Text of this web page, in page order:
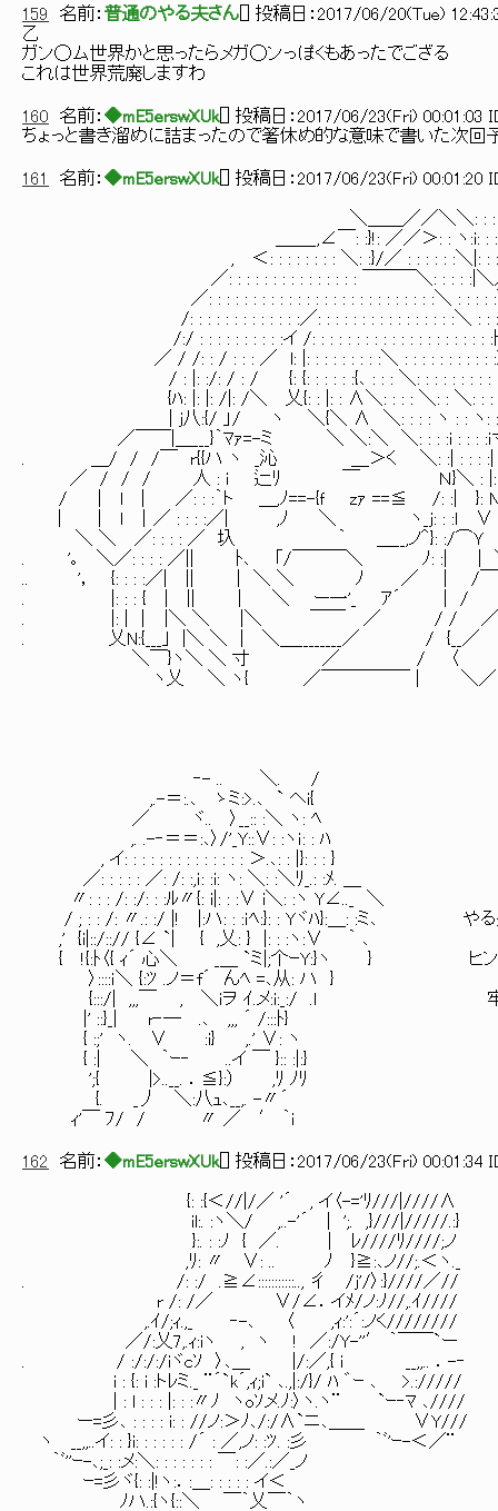
159 名前： 普通のやる夫さん ] 投稿日： 2017/06/20(Tue)
乙
ガン◯ム世界かと思ったらメガ◯ンっぽくもあったでござる
これは世界荒廃しますわ
160 名前： ◆mE5erswXUk[ ] 投稿日： 2017/06/23(Fri) 00:01:03
ちょっと書き溜めに詰まったので箸休め的な意味で書いた次回
161 名前： ◆mE5erswXUk[ ] 投稿日： 2017/06/23(Fri) 00:01:20
＼＿＿／／＼＼: : : :
＿＿_,∠￣: :}!: ／／＞: : ヽ:i: : : : |
, ＜: : : : : : : : ＼: :}/／ : : : : : :＼|: : : :ﾉ
／: : : : : : : : : : : : : : : ￣￣￣＼: : : : :|＼／ :
／: : : : : : : : : : : : : : : : : : : : : : : : : :＼ : : : : :＼
/: : : : : : : : : : : : :／: : : : : : : : : : : : : : : :＼ : : : :
/:/ : : : : : : : : : :イ /: : : : : : : : : : : : : : : : : : : : :ﾄ :
／ / /: : / : : : ／ l: |: : : : : : : : :＼ : : : : : : : : : : :}
/ : |: :/: / : / {: {: : : : : :{､ : : : ＼: : : : : : : : :
{ﾊ: |: |: /|: /＼ 乂{: : |: : ∧＼: : : : ＼: : ＼: : : :}
| j八:{/ 」/ ヽ ＼{＼ ∧ ＼: : : : ヽ : : ヽ: :
／￣￣|＿___}｀ﾏｧ=-ミ ＼ ＼:＼ ＼: : : :i : : : :
. ＿/ / /￣ r{{ハ ヽ _沁 ＿＞く ＼: :| : : : :| :|/
／ / / / 人 : ｉ 辷ﾘ ￣ Ｎ}＼
/ | l | ／: : :｀ト ＿,ﾉ==-{ｆ zｧ ==≦ /: :|
| | l │／ : : : :／| ,ﾉ ＼ ヽ_j: : :l
＼ ＼ ／: : : : ／ 圦 ｀ ＿__,ノ＾}: :/
. '｡ ＼／: : : : ／|| ﾄ､ ｢/￣￣￣＼ ﾉ: :|
.. '， {: : : :／| || | ＼ ＼ ﾉ ／ | /￣
. |: : : { | || | ＼ ー一'_ ｱ´ | /
. |: | │ |＼ ＼ |＼ ￣￣ ／ / / ／￣
. 乂N:{___｣ |＼ ＼ | ＼＿________／ /
＼￣}ヽ＼ ＼ 寸 ／ / 〈
ヽ乂 ＼ ヽ{ ／￣￣￣￣￣ | ＼／
‐- .. ＼. /
,.-＝:.､ ゝミ:>.､ ` ヘi{
／ ヾ.. 〉__:: :＼ ヽ: ﾍ
,. .-‐＝＝:､〉/'_Y::∨: :ヽｉ: : ﾊ
, イ: : : : : : : : : : : : : : ＞.､: : |}: : : }
／: : : : : ／: /: :,ｉ: :i: ヽ: ＼: :＼ﾘ_.: :ﾒ. ＿
〃: : : /: :/: : :ﾙ〃{: i|: : :∨ i＼: :ヽ Y∠.._ ＼
/ ; : : /: 〃.: :/ |! |:ハ: : :ｉﾍ:}: : Yヾﾊ}:＿: :ミ､ やる夫
,' {i|::/::// {∠ `| { ,乂: } |: : :ヽ:∨ ｀ ､
{ !{:ﾄ〈{ ｨ´ 心＼ _＿ `ミ|;个ｰY:}ヽ } ヒントは前
〉::::ｉ＼ {:ﾂ .ノ＝f´ んﾍ =､从: ハ }
{:::/| ,,,￣ , ＼ｉヲ ｲ.メ:i:_:/ .l 牢を脱出した
|' ::}_| r‐― .､ ,,, ´ /:::ﾄ}
{ :;' ヽ. ∨ :i} ,.' ∨: ヽ
{ :| ＼ ｀ｰ‐ ..イ ￣ }:: :|:}
';{ |>..__. ．≦}:） ,ﾘ ﾉﾘ
{. _丿 ＼:八ｭ､__,. -〃´
ｨ'￣ ﾌ/ / 〃 ／ ′ ｀ｉ
162 名前： ◆mE5erswXUk[ ] 投稿日： 2017/06/23(Fri) 00:01:34
{: :{＜//|/／ '´ , イ〈-='ﾘ///|////∧
il:. :ヽ＼/ ,..-'´ | ';. ,}///|/////.:}
}:. : :ﾉ { ／. ｜ ﾚ////ﾘ////;ノ
,ﾘ: 〃 ∨: .. ﾉ }≧:､ノ//;.＜ヽ._
. /: :/ .≧∠:::::::::::.., 彳 /j'/〉:}////／// ユ
r /: /／ ∨/∠．イﾒ/ノ:ﾉ//,.ｲ////
,.ｲ/;ｨ.,_ ‐-､ 〈 ,ｨ:':´:ノく//////// 時雨
／/:乂7,.ｨ:iヽ , ヽ ! ／:/Y-''′ ｀￣￣`ー
. / :/:/:/iヾcｿ 〉､＿ |/:／,{ ｉ __,,.. ．-‐
i : {: i :トﾚミ._ ¨´`k´,ｨ;i` ､.,|:/}/ ﾊ ゛ｰ ､ >.://///
| : l : : : |: : :〃ﾉ ヽoｿメ.ﾉ:〉ヽ.ヽ¨ `ｰ‐ﾏ ､////
ー=彡､ : : : : i: : //ノ:＞ﾉ､/:/∧`ニ､＿＿ ∨Y///
ヽ __,,..イ: : }i: : : : : : /´ : ／,ノ: :ﾂ. :彡 ｀ﾞ'ｰ-＜／¨
｀ﾞ''ｰ-､;_: :メ:＼: : : : : : : ￣: :／.:／_ノ
ｰ=彡ヾ{: :|!ヽ:．:＿: : : : : イ＜
ﾉハ.:{ヽ{::＼ ￣｀乂￣｀ヽ